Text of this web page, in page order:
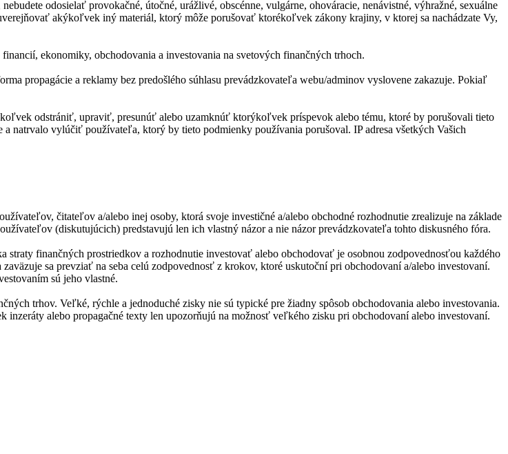
odosielať provokačné, útočné, urážlivé, obscénne, vulgárne, ohováracie, nenávistné, výhražné, sexuálne
akýkoľvek iný materiál, ktorý môže porušovať ktorékoľvek zákony krajiny, v ktorej sa nachádzate Vy,
ekonomiky, obchodovania a investovania na svetových finančných trhoch.
propagácie a reklamy bez predošlého súhlasu prevádzkovateľa webu/adminov vyslovene zakazuje. Pokiaľ
odstrániť, upraviť, presunúť alebo uzamknúť ktorýkoľvek príspevok alebo tému, ktoré by porušovali tieto
natrvalo vylúčiť používateľa, ktorý by tieto podmienky používania porušoval. IP adresa všetkých Vašich
čitateľov a/alebo inej osoby, ktorá svoje investičné a/alebo obchodné rozhodnutie zrealizuje na základe
(diskutujúcich) predstavujú len ich vlastný názor a nie názor prevádzkovateľa tohto diskusného fóra.
finančných prostriedkov a rozhodnutie investovať alebo obchodovať je osobnou zodpovednosťou každého
sa prevziať na seba celú zodpovednosť z krokov, ktoré uskutoční pri obchodovaní a/alebo investovaní.
sú jeho vlastné.
trhov. Veľké, rýchle a jednoduché zisky nie sú typické pre žiadny spôsob obchodovania alebo investovania.
alebo propagačné texty len upozorňujú na možnosť veľkého zisku pri obchodovaní alebo investovaní.